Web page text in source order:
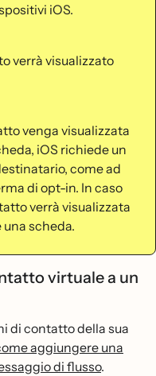
iOS.
verrà visualizzato
venga visualizzata
iOS richiede un
come ad
di opt-in. In caso
verrà visualizzata
scheda.
virtuale a un
di contatto della sua
aggiungere una
di flusso.